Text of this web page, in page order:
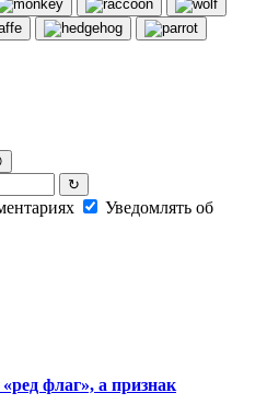
↻
Уведомлять об
флаг», а признак